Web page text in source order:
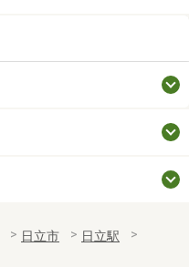
日立市
日立駅